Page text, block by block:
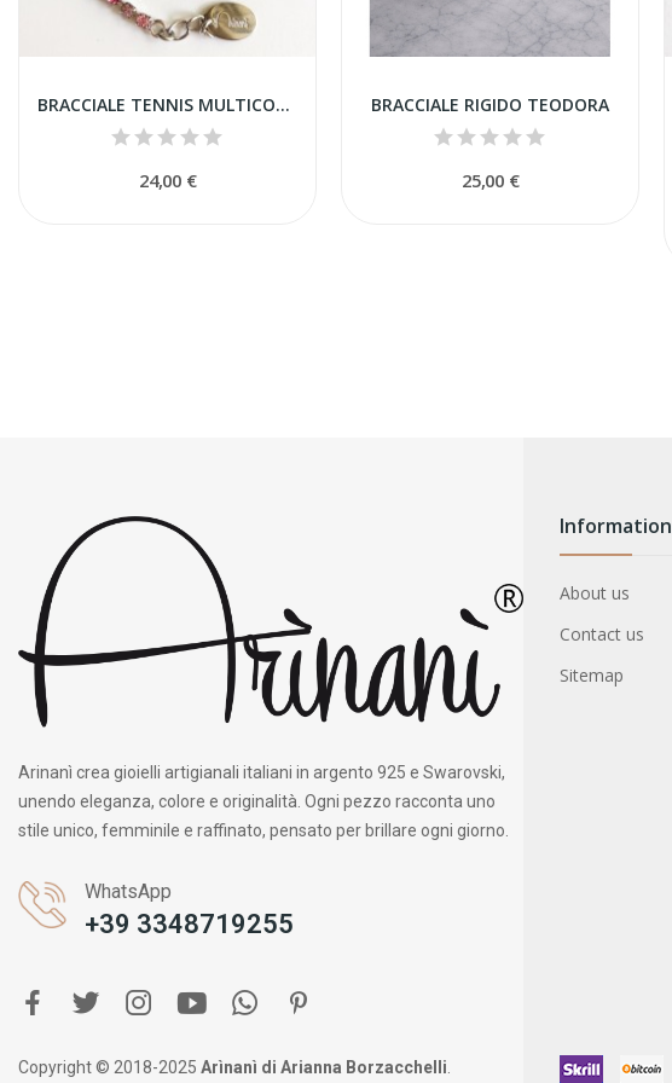
BRACCIALE TENNIS MULTICOLOR ALTERNATO CON CUORI
24,00 €
BRACCIALE RIGIDO TEODORA
25,00 €
Arinanì crea gioielli artigianali italiani in argento 925 e Swarovski,
unendo eleganza, colore e originalità. Ogni pezzo racconta uno
stile unico, femminile e raffinato, pensato per brillare ogni giorno.
WhatsApp
+39 3348719255
Information
About us
Contact us
Sitemap
Copyright © 2018-2025 Arìnanì di Arianna Borzacchelli